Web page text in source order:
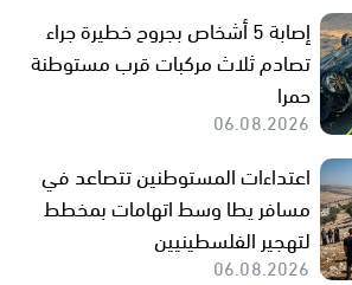
إصابة 5 أشخاص بجروح خطيرة جراء
تصادم ثلاث مركبات قرب مستوطنة
حمرا
06.08.2026
اعتداءات المستوطنين تتصاعد في
مسافر يطا وسط اتهامات بمخطط
لتهجير الفلسطينيين
06.08.2026